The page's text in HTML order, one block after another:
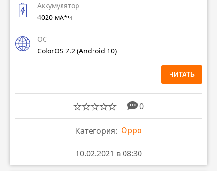
Аккумулятор
4020 мА*ч
ОС
ColorOS 7.2 (Android 10)
ЧИТАТЬ
0
Категория: Oppo
10.02.2021 в 08:30